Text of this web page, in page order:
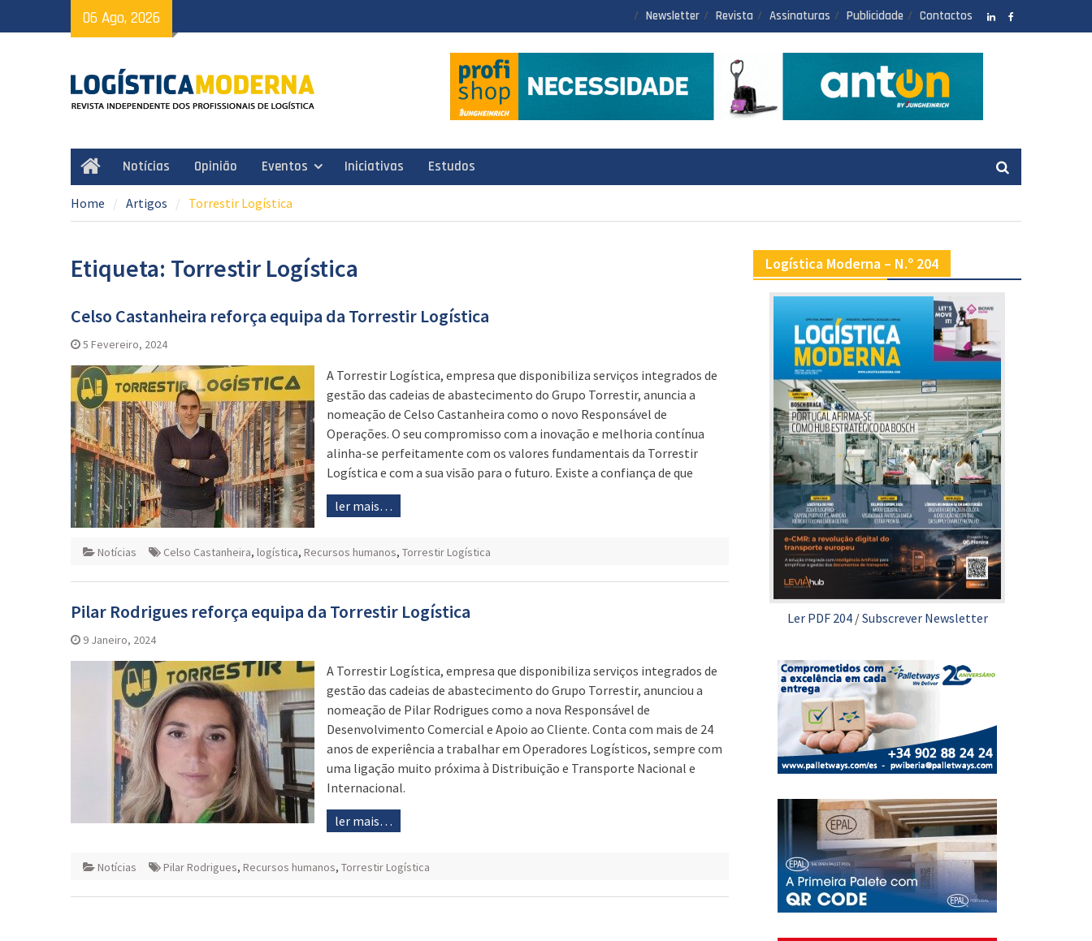
to
06 Ago, 2026 Newsletter Revista Assinaturas Publicidade Contactos
HomeNotícias Opinião Eventos Iniciativas Estudos
Home Artigos Torrestir Logística
Etiqueta: Torrestir Logística
Celso Castanheira reforça equipa da Torrestir Logística
5 Fevereiro, 2024
A Torrestir Logística, empresa que disponibiliza serviços integrados de
gestão das cadeias de abastecimento do Grupo Torrestir, anuncia a
nomeação de Celso Castanheira como o novo Responsável de
Operações. O seu compromisso com a inovação e melhoria contínua
alinha-se perfeitamente com os valores fundamentais da Torrestir
Logística e com a sua visão para o futuro. Existe a confiança de que
ler mais…
Notícias Celso Castanheira, logística, Recursos humanos, Torrestir Logística
Pilar Rodrigues reforça equipa da Torrestir Logística
9 Janeiro, 2024
A Torrestir Logística, empresa que disponibiliza serviços integrados de
gestão das cadeias de abastecimento do Grupo Torrestir, anunciou a
nomeação de Pilar Rodrigues como a nova Responsável de
Desenvolvimento Comercial e Apoio ao Cliente. Conta com mais de 24
anos de experiência a trabalhar em Operadores Logísticos, sempre com
uma ligação muito próxima à Distribuição e Transporte Nacional e
Internacional.
ler mais…
Notícias Pilar Rodrigues, Recursos humanos, Torrestir Logística
Logística Moderna – N.º 204
Ler PDF 204/Subscrever Newsletter